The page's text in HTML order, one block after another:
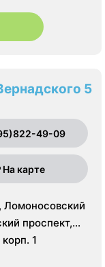
5
49-09
На карте
Ломоносовский
проспект,
5, корп. 1